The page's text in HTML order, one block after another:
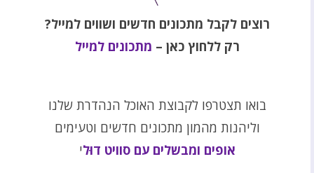
רוצים לקבל מתכונים חדשים ושווים למייל?
רק ללחוץ כאן – מתכונים למייל
בואו תצטרפו לקבוצת האוכל הנהדרת שלנו
וליהנות מהמון מתכונים חדשים וטעימים
אופים ומבשלים עם סוויט דוּלי